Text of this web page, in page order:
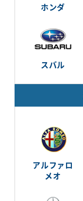
ホンダ
スバル
アルファロ
メオ